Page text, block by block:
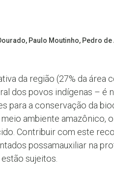
Paulo Moutinho, Pedro
da região (27% da área
dos povos indígenas – é
para a conservação da
ambiente amazônico,
Contribuir com este
possamauxiliar na
sujeitos.